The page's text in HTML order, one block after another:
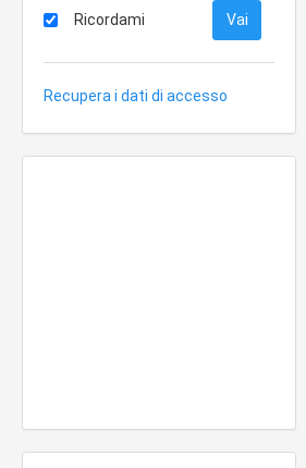
Ricordami
Recupera i dati di accesso